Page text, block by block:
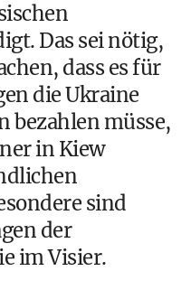
Das sei nötig,
dass es für
die Ukraine
bezahlen müsse,
in Kiew
sind
der
im Visier.